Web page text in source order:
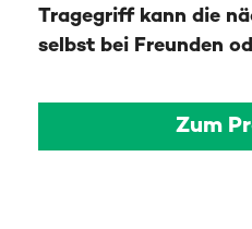
Tragegriff kann die
selbst bei Freunden
Zum